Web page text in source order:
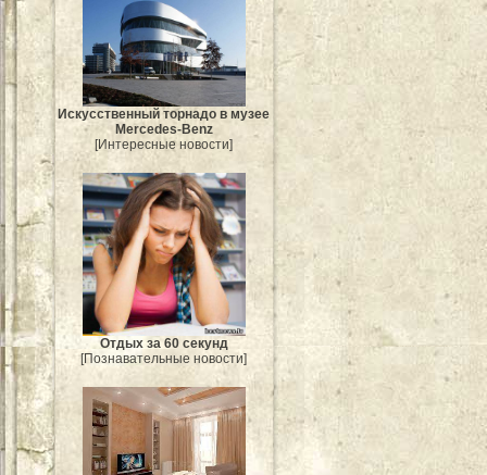
Искусственный торнадо в музее
Mercedes-Benz
[Интересные новости]
Отдых за 60 секунд
[Познавательные новости]